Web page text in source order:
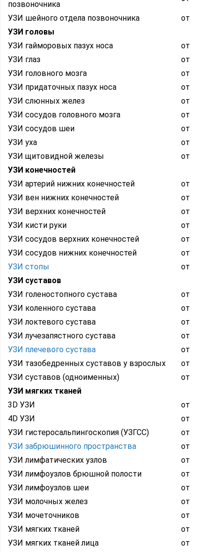
позвоночника
УЗИ шейного отдела позвоночника
от
УЗИ головы
УЗИ гайморовых пазух носа
от
УЗИ глаз
от
УЗИ головного мозга
от
УЗИ придаточных пазух носа
от
УЗИ слюнных желез
от
УЗИ сосудов головного мозга
от
УЗИ сосудов шеи
от
УЗИ уха
от
УЗИ щитовидной железы
от
УЗИ конечностей
УЗИ артерий нижних конечностей
от
УЗИ вен нижних конечностей
от
УЗИ верхних конечностей
от
УЗИ кисти руки
от
УЗИ сосудов верхних конечностей
от
УЗИ сосудов нижних конечностей
от
УЗИ стопы
от
УЗИ суставов
УЗИ голеностопного сустава
от
УЗИ коленного сустава
от
УЗИ локтевого сустава
от
УЗИ лучезапястного сустава
от
УЗИ плечевого сустава
от
УЗИ тазобедренных суставов у взрослых
от
УЗИ суставов (одноименных)
от
УЗИ мягких тканей
3D УЗИ
от
4D УЗИ
от
УЗИ гистеросальпингоскопия (УЗГСС)
от
УЗИ забрюшинного пространства
от
УЗИ лимфатических узлов
от
УЗИ лимфоузлов брюшной полости
от
УЗИ лимфоузлов шеи
от
УЗИ молочных желез
от
УЗИ мочеточников
от
УЗИ мягких тканей
от
УЗИ мягких тканей лица
от